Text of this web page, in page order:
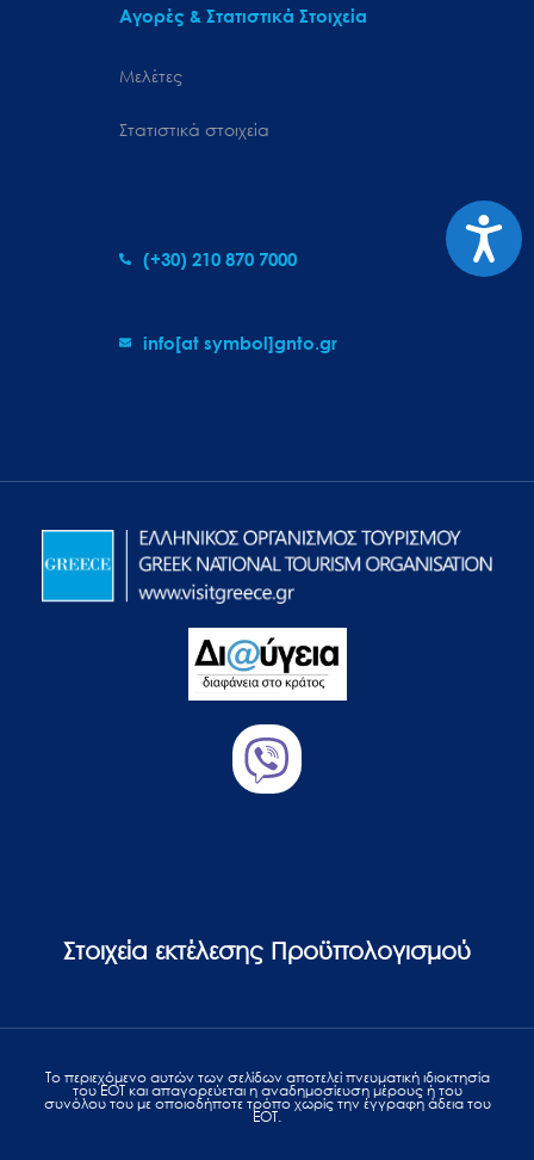
Αγορές & Στατιστικά Στοιχεία
Μελέτες
Στατιστικά στοιχεία
(+30) 210 870 7000
info[at symbol]gnto.gr
Στοιχεία εκτέλεσης Προϋπολογισμού
Το περιεχόμενο αυτών των σελίδων αποτελεί πvευματική ιδιοκτησία
του ΕΟΤ και απαγορεύεται η αναδημοσίευση μέρους ή του
συνόλου του με οποιοδήποτε τρόπο χωρίς την έγγραφη άδεια του
ΕΟΤ.